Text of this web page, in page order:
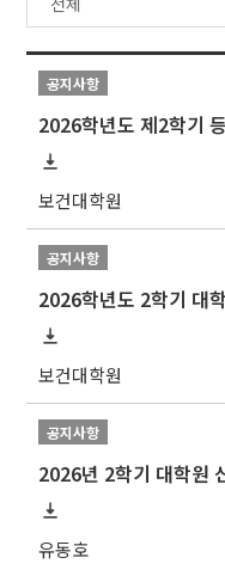
공지사항
2026학년도 제2학기
보건대학원
공지사항
2026학년도 2학기 대
보건대학원
공지사항
유동호